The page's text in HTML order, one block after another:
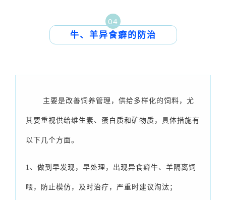
04
牛、羊异食癖的防治
主要是改善饲养管理，供给多样化的饲料，尤
其要重视供给维生素、蛋白质和矿物质，具体措施有
以下几个方面。
1、做到早发现，早处理，出现异食癖牛、羊隔离饲
喂，防止模仿，及时治疗，严重时建议淘汰；